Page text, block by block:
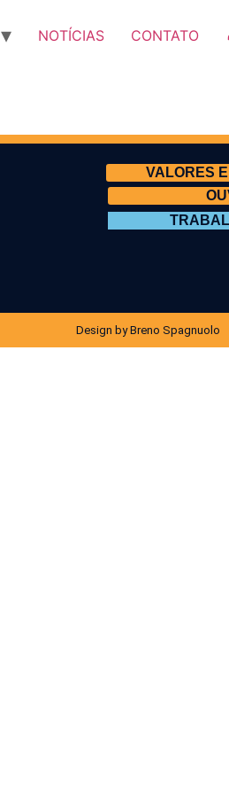
NOTÍCIAS CONTATO
VALORES
Design by Breno Spagnuolo